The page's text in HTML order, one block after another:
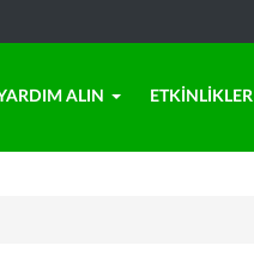
ALIN ETKINLIKLER